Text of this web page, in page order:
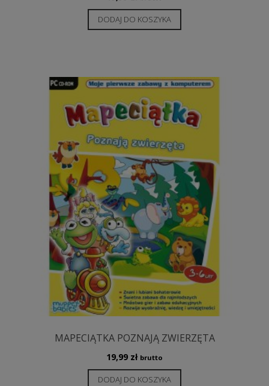
DODAJ DO KOSZYKA
MAPECIĄTKA POZNAJĄ ZWIERZĘTA
19,99 zł brutto
DODAJ DO KOSZYKA